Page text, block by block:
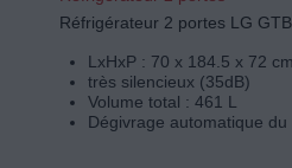
Réfrigérateur 2 portes LG
LxHxP : 70 x 184.5 x 72
très silencieux (35dB)
Volume total : 461 L
Dégivrage automatique